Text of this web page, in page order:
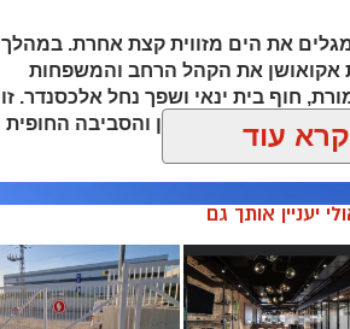
את הים מזווית קצת אחרת. במהלך
אקואושן את הקהל הרחב והמשפחות
חוף בית ינאי ושפך נחל אלכסנדר. זו
את הים התיכון והסביבה החופית
מהנה ומגבשת.
קרא עוד
יעניין אותך גם